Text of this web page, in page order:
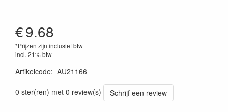
€9.68
*Prijzen zijn inclusief btw
incl. 21% btw
Artikelcode: AU21166
0 ster(ren) met 0 review(s)
Schrijf een review